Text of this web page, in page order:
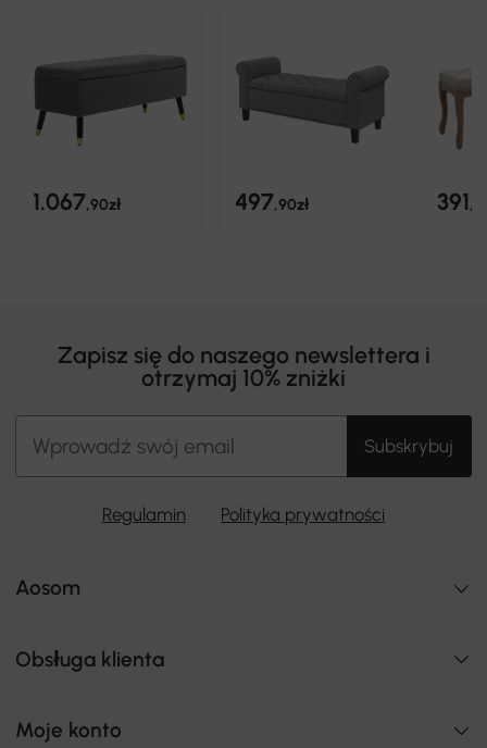
1.067,90zł 497,90zł 391
Zapisz się do naszego newslettera i
otrzymaj 10% zniżki
Subskrybuj
Regulamin Polityka prywatności
Aosom
Obsługa klienta
Moje konto